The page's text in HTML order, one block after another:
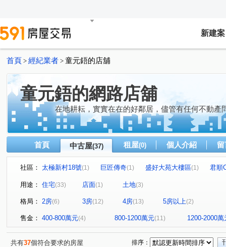
新建案
首頁 > 經紀業者 > 童元鋙的店舖
童元鋙的網路店舖
在地耕耘，實實在在的好鄰居，儘管有任何不動產
首頁 中古屋(37) 租屋(0) 個人介紹
社區： 太極新村18號(1) 巨匠傳奇(1) 盛好大苑大樓區(1)
君順
合新城峰
師範國宅
鴻茂富匯 茄苳路一段245巷3號 信義之璽(1)
埔港路(1) 和厝路二段 (1) 太極新村(2) 南興街(1)
中
虎山街(1) 中山路三段(2) 東閔路一段(1) 民族路(1)
埔東街(1) 忠恕路 瑞陽街(3) 仁安路(2) 信安路 (1)
用途： 住宅(33) 店面(1) 土地(3)
格局： 2房(6) 3房(12) 4房(13) 5房以上(2)
售金： 400-800萬元(4) 800-1200萬元(11) 1200-2000萬
共有37個符合要求的房屋 排序：